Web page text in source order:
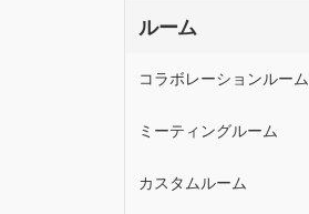
ルーム
コラボレーションルーム
ミーティングルーム
カスタムルーム